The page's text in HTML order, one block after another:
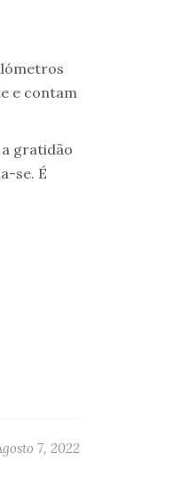
e contam
gratidão
se. É
7, 2022